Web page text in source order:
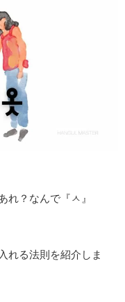
れ？なんで『ㅅ』
れる法則を紹介しま